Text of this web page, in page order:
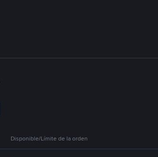
Disponible/Límite de la orden